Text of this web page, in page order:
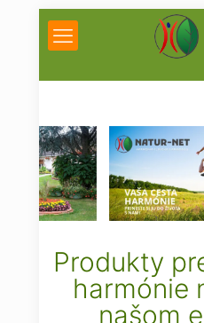
Produkty
harmónie
našom